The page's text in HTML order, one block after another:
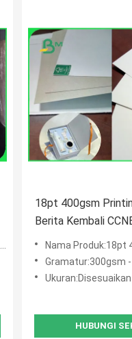
18pt 400gsm
Berita Kembali
Lembar Untuk
Nama Produk:18pt 400gsm Percetakan Tanah Liat Dilapisi
Gramatur:300gsm
Ukuran:Disesuaikan
HUBUNGI